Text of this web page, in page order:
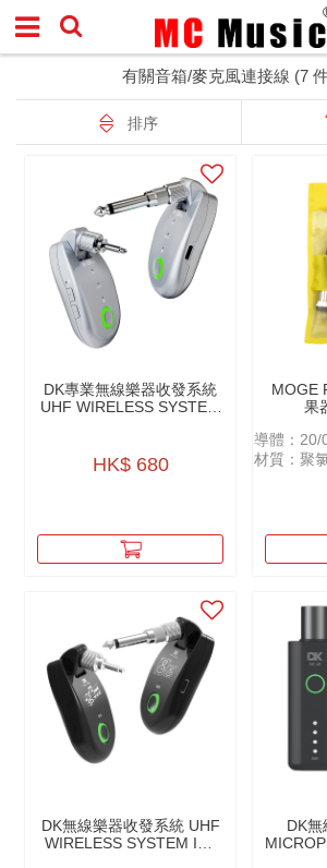
有關音箱/麥克風連接線 (7
排序
DK專業無線樂器收發系統
UHF WIRELESS SYSTEM
HK$ 680
MOGE
果
導體：20/
材質：聚
長度：
DK無線樂器收發系統 UHF
WIRELESS SYSTEM IW-
DK